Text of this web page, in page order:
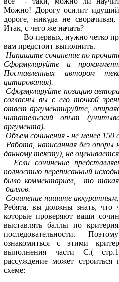
Можно! Дорогу осилит
дороге, никуда не
Итак, с чего же начать?
Во-первых, нужно четко
вам предстоит выполнить.
Напишите сочинение по
Сформулируйте и
Поставленных автором
цитирования).
Сформулируйте позицию
согласны вы с его точкой
ответ аргументируйте,
читательский опыт
аргумента).
Объем сочинения - не менее 150
Работа, написанная без
данному тексту), не
Если сочинение
полностью переписанный
было комментариев, то такая
баллов.
Сочинение пишите аккуратным,
Ребята, вы должны знать, что
которые проверяют ваши
выставлять баллы по
последовательности.
ознакомиться с этими
выполнения части С.(
рассуждение может строиться
схеме: